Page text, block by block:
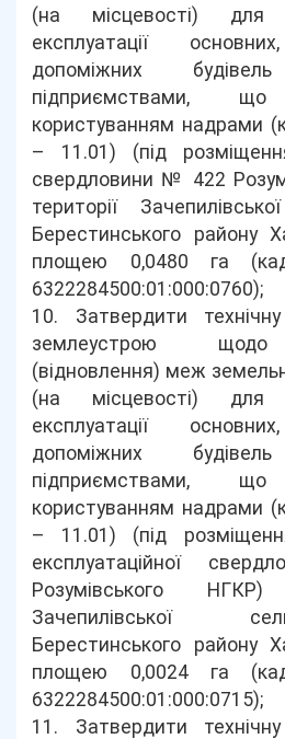
(на місцевості) для
експлуатації
допоміжних
підприємствами,
користуванням надрами
– 11.01) (під
свердловини № 422
території
Берестинського району
площею 0,0480 га
6322284500:01:000:0760);
10. Затвердити
землеустрою щодо
(відновлення) меж
(на місцевості) для
експлуатації
допоміжних
підприємствами,
користуванням надрами
– 11.01) (під
експлуатаційної
Розумівського
Зачепилівської
Берестинського району
площею 0,0024 га
6322284500:01:000:0715);
11. Затвердити